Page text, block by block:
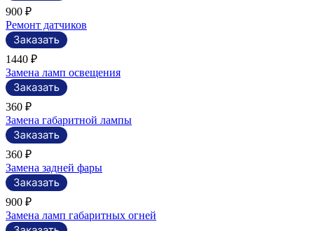
900 ₽
Ремонт датчиков
1440 ₽
Замена ламп освещения
360 ₽
Замена габаритной лампы
360 ₽
Замена задней фары
900 ₽
Замена ламп габаритных огней